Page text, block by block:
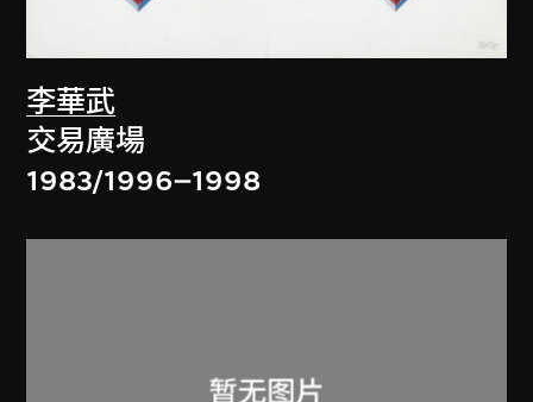
李華武
交易廣場
1983/1996–1998